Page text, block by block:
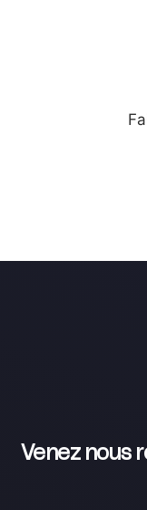
Venez nous